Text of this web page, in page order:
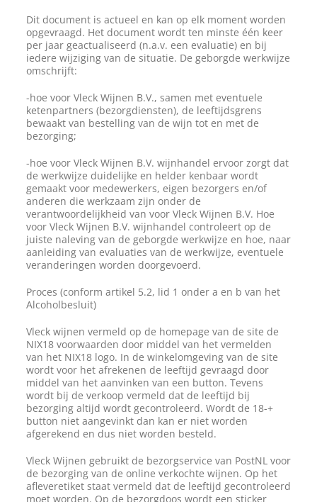
Dit document is actueel en kan op elk moment worden
opgevraagd. Het document wordt ten minste één keer
per jaar geactualiseerd (n.a.v. een evaluatie) en bij
iedere wijziging van de situatie. De geborgde werkwijze
omschrijft:
-hoe voor Vleck Wijnen B.V., samen met eventuele
ketenpartners (bezorgdiensten), de leeftijdsgrens
bewaakt van bestelling van de wijn tot en met de
bezorging;
-hoe voor Vleck Wijnen B.V. wijnhandel ervoor zorgt dat
de werkwijze duidelijke en helder kenbaar wordt
gemaakt voor medewerkers, eigen bezorgers en/of
anderen die werkzaam zijn onder de
verantwoordelijkheid van voor Vleck Wijnen B.V. Hoe
voor Vleck Wijnen B.V. wijnhandel controleert op de
juiste naleving van de geborgde werkwijze en hoe, naar
aanleiding van evaluaties van de werkwijze, eventuele
veranderingen worden doorgevoerd.
Proces (conform artikel 5.2, lid 1 onder a en b van het
Alcoholbesluit)
Vleck wijnen vermeld op de homepage van de site de
NIX18 voorwaarden door middel van het vermelden
van het NIX18 logo. In de winkelomgeving van de site
wordt voor het afrekenen de leeftijd gevraagd door
middel van het aanvinken van een button. Tevens
wordt bij de verkoop vermeld dat de leeftijd bij
bezorging altijd wordt gecontroleerd. Wordt de 18-+
button niet aangevinkt dan kan er niet worden
afgerekend en dus niet worden besteld.
Vleck Wijnen gebruikt de bezorgservice van PostNL voor
de bezorging van de online verkochte wijnen. Op het
afleveretiket staat vermeld dat de leeftijd gecontroleerd
moet worden. Op de bezorgdoos wordt een sticker